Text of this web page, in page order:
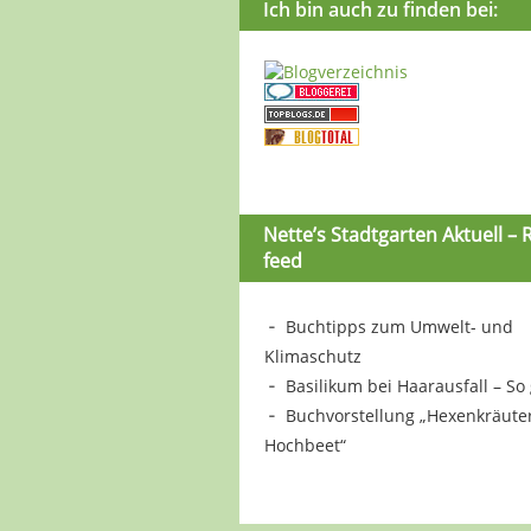
Ich bin auch zu finden bei:
Nette’s Stadtgarten Aktuell –
feed
Buchtipps zum Umwelt- und
Klimaschutz
Basilikum bei Haarausfall – So
Buchvorstellung
Hochbeet“